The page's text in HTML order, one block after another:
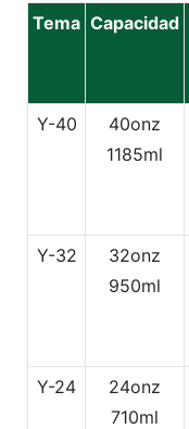
Tema Capacidad
Y-40
40onz
1185ml
Y-32
32onz
950ml
Y-24
24onz
710ml